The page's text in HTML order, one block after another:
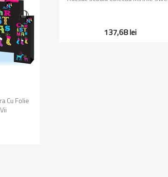
Cu Folie
137,68 lei